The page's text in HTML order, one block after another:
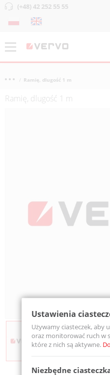
(+48) 42 252 55 55
Ramię, dlugość 1 m
Ramię, dlugość 1 m
Ustawienia
Używamy ciasteczek, aby
oraz monitorować ruch w
które z nich są aktywne.
Niezbędne